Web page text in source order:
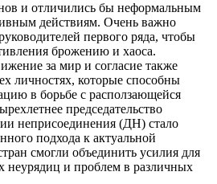
и отличились бы неформальным
действиям. Очень важно
первого ряда, чтобы
брожению и хаоса.
за мир и согласие также
личностях, которые способны
в борьбе с расползающейся
председательство
неприсоединения (ДН) стало
подхода к актуальной
смогли объединить усилия для
неурядиц и проблем в различных